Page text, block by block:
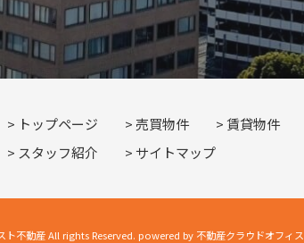
トップページ 売買物件
賃貸物件
スタッフ紹介
サイトマップ
不動産 All rights Reserved. powered by 不動産クラウドオフィス